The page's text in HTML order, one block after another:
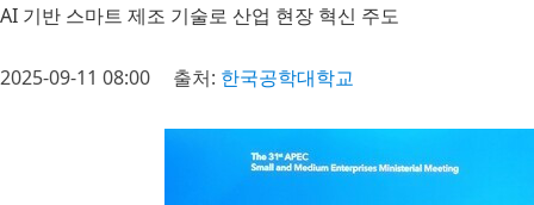
AI 기반 스마트 제조 기술로 산업 현장 혁신 주도
2025-09-11 08:00 출처: 한국공학대학교